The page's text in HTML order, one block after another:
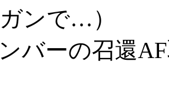
ンで…）
バーの召還